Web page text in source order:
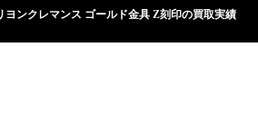
ンクレマンス ゴールド金具 Z刻印の買取実績